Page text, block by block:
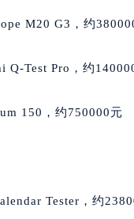
6号华熙国际中心D座
街北国先天下萧邦售
区新华街萧邦售后服
达街萧邦售后服务中
尔区中央街萧邦售后
M20 G3，约
Q-Test Pro，约
150，约750000元
Tester，约